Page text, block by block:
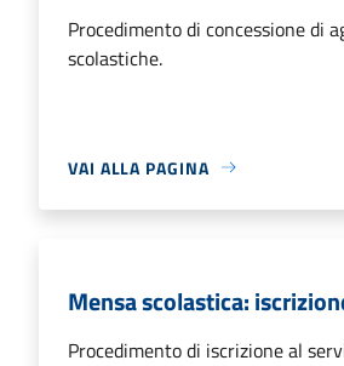
Procedimento di concessione di
scolastiche.
VAI ALLA PAGINA
Mensa scolastica:
Procedimento di iscrizione al